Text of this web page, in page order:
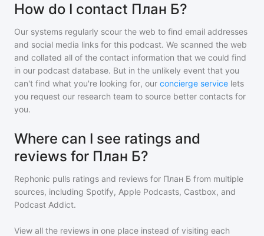
How do I contact План Б?
Our systems regularly scour the web to find email addresses
and social media links for this podcast. We scanned the web
and collated all of the contact information that we could find
in our podcast database. But in the unlikely event that you
can't find what you're looking for, our concierge service lets
you request our research team to source better contacts for
you.
Where can I see ratings and
reviews for План Б?
Rephonic pulls ratings and reviews for План Б from multiple
sources, including Spotify, Apple Podcasts, Castbox, and
Podcast Addict.
View all the reviews in one place instead of visiting each